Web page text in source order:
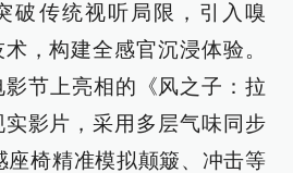
破传统视听局限，引入嗅
，构建全感官沉浸体验。
影节上亮相的《风之子：拉
影片，采用多层气味同步
座椅精准模拟颠簸、冲击等